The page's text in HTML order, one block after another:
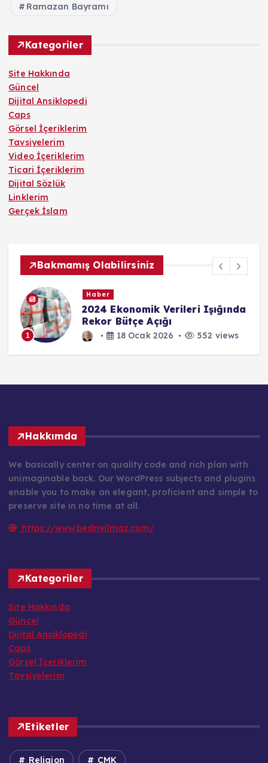
Ramazan Bayramı
Kategoriler
Site Hakkında
Güncel
Dijital Ansiklopedi
Caps
Görsel İçeriklerim
Tavsiyelerim
Video İçeriklerim
Ticari İçeriklerim
Dijital Sözlük
Linklerim
Gerçek İslam
Bakmamış Olabilirsiniz
1
Haber
2024 Ekonomik Verileri Işığında
Rekor Bütçe Açığı
18 Ocak 2026 552 views
Hakkımda
We basically center on quality code and rich plan with
unimaginable back. Our WordPress subjects and plugins
enable you to make an elegant, proficient and simple to
preserve site in no time at all.
https://www.bedriyilmaz.com/
Kategoriler
Site Hakkında
Güncel
Dijital Ansiklopedi
Caps
Görsel İçeriklerim
Tavsiyelerim
Etiketler
Religion CMK